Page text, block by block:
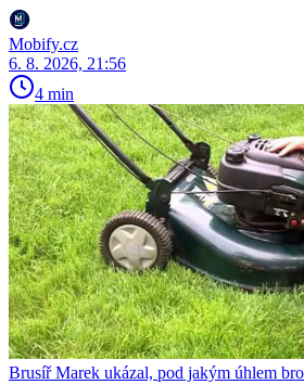
Mobify.cz
6. 8. 2026, 21:56
4 min
Brusíř Marek ukázal, pod jakým úhlem